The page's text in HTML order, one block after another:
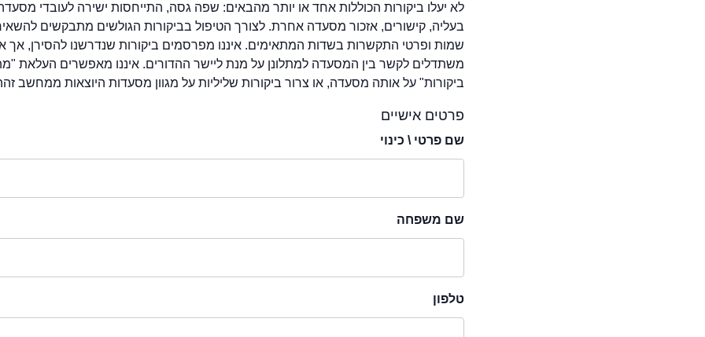
לא יעלו ביקורות הכוללות אחד או יותר מהבאים: שפה גסה, התייחסות ישירה לעובדי
בעליה, קישורים, אזכור מסעדה אחרת. לצורך הטיפול בביקורות הגולשים מתבקשים
שמות ופרטי התקשרות בשדות המתאימים. איננו מפרסמים ביקורות שנדרשנו להסירן, אך
משתדלים לקשר בין המסעדה למתלונן על מנת ליישר ההדורים. איננו מאפשרים העלאת
ביקורות" על אותה מסעדה, או צרור ביקורות שליליות על מגוון מסעדות היוצאות ממחשב
פרטים אישיים
שם פרטי \ כינוי
שם משפחה
טלפון